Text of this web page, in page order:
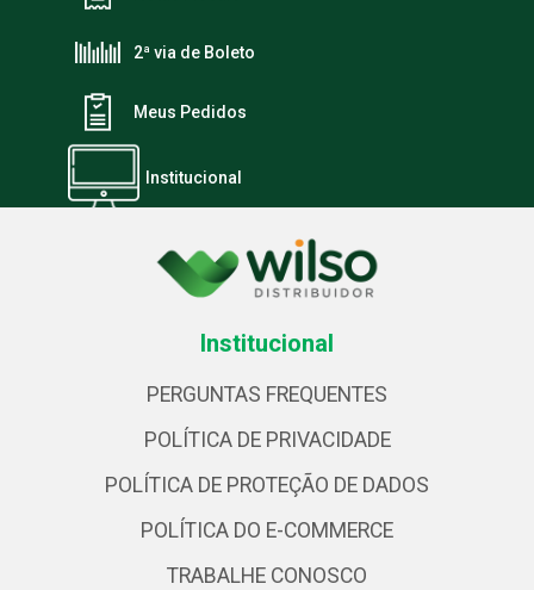
2ª via de Boleto
Meus Pedidos
Institucional
Institucional
PERGUNTAS FREQUENTES
POLÍTICA DE PRIVACIDADE
POLÍTICA DE PROTEÇÃO DE DADOS
POLÍTICA DO E-COMMERCE
TRABALHE CONOSCO